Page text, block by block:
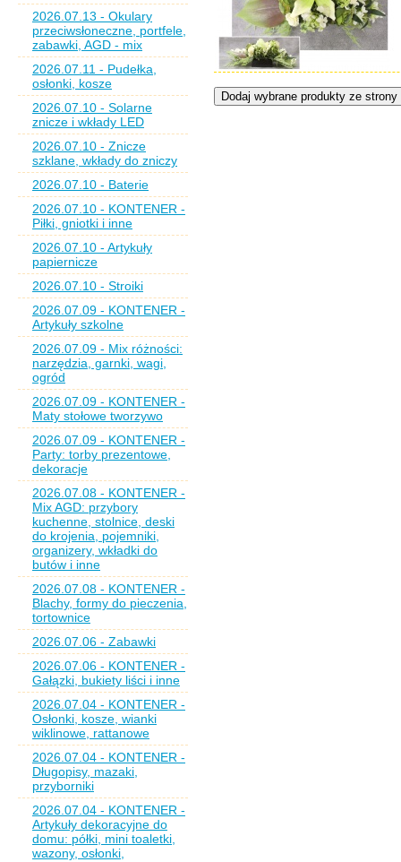
2026.07.13 - Okulary
przeciwsłoneczne, portfele,
zabawki, AGD - mix
2026.07.11 - Pudełka,
osłonki, kosze
2026.07.10 - Solarne
znicze i wkłady LED
2026.07.10 - Znicze
szklane, wkłady do zniczy
2026.07.10 - Baterie
2026.07.10 - KONTENER -
Piłki, gniotki i inne
2026.07.10 - Artykuły
papiernicze
2026.07.10 - Stroiki
2026.07.09 - KONTENER -
Artykuły szkolne
2026.07.09 - Mix różności:
narzędzia, garnki, wagi,
ogród
2026.07.09 - KONTENER -
Maty stołowe tworzywo
2026.07.09 - KONTENER -
Party: torby prezentowe,
dekoracje
2026.07.08 - KONTENER -
Mix AGD: przybory
kuchenne, stolnice, deski
do krojenia, pojemniki,
organizery, wkładki do
butów i inne
2026.07.08 - KONTENER -
Blachy, formy do pieczenia,
tortownice
2026.07.06 - Zabawki
2026.07.06 - KONTENER -
Gałązki, bukiety liści i inne
2026.07.04 - KONTENER -
Osłonki, kosze, wianki
wiklinowe, rattanowe
2026.07.04 - KONTENER -
Długopisy, mazaki,
przyborniki
2026.07.04 - KONTENER -
Artykuły dekoracyjne do
domu: półki, mini toaletki,
wazony, osłonki,